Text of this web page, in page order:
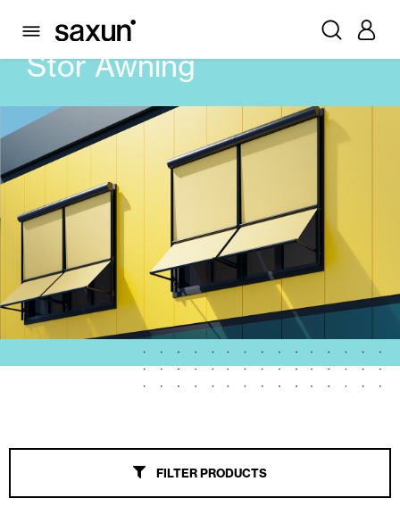
PRODUCTS AWNINGS
Stor Awning
Rolling Shutters and Boxes
Pergolas
Window & Door Shutters and Louvers
Curtain and Blinds
Glass Curtains
Alicantina Shutters and PVC Curtains
FILTER PRODUCTS